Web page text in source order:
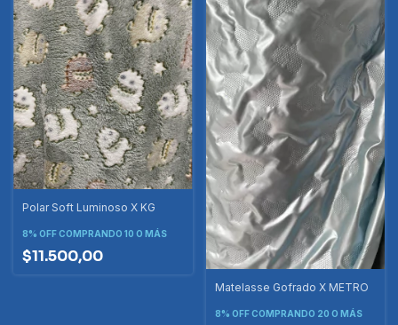
Polar Soft Luminoso X KG
8% OFFCOMPRANDO 10 O MÁS
$11.500,00
Matelasse Gofrado X METRO
8% OFF COMPRANDO 20 O MÁS